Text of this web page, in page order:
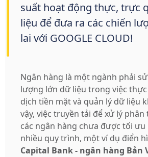
suất hoạt động thực, trực
liệu để đưa ra các chiến
lai với GOOGLE CLOUD!
Ngân hàng là một ngành phải
lượng lớn dữ liệu trong việc
dịch tiền mặt và quản lý dữ liệu
vậy, việc truyền tải để xử lý
các ngân hàng chưa được tối ưu
nhiều quy trình, một ví dụ điển
Capital Bank - ngân hàng Bản